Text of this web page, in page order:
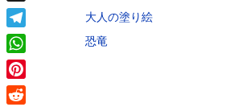
大人の塗り絵
恐竜
X
Telegram
WhatsApp
Pinterest